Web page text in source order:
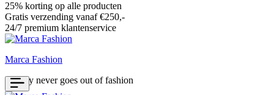
25% korting op alle producten
Gratis verzending vanaf €250,-
24/7 premium klantenservice
Marca Fashion
Luxury never goes out of fashion